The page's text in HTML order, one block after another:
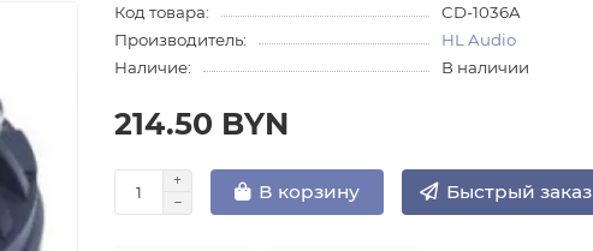
Код товара:
CD-1036A
Производитель:
HL Audio
Наличие:
В наличии
214.50 BYN
В корзину Быстрый заказ